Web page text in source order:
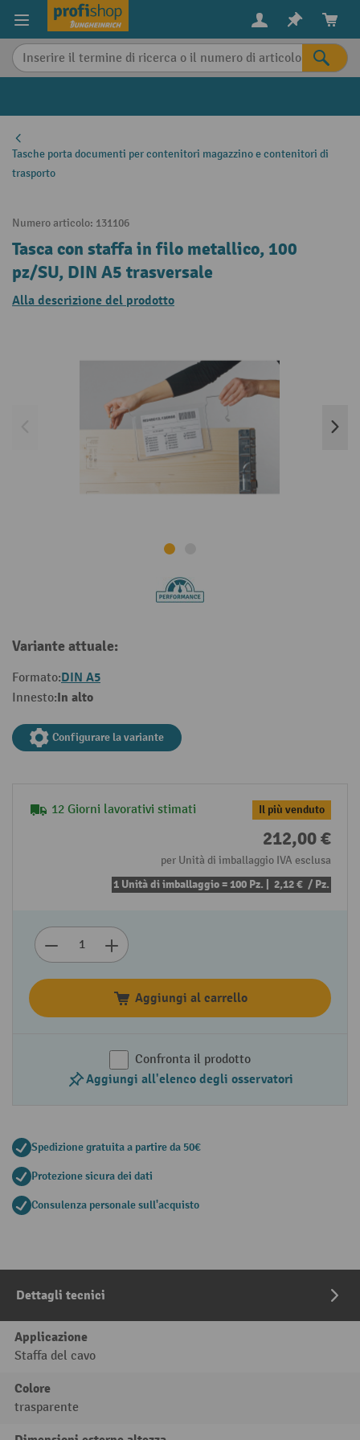
content
Tasche porta documenti per contenitori magazzino e contenitori di
trasporto
Numero articolo: 131106
Tasca con staffa in filo metallico, 100
pz/SU, DIN A5 trasversale
Alla descrizione del prodotto
Variante attuale:
Formato:DIN A5
Innesto:In alto
Configurare la variante
12 Giorni lavorativi stimati Il più venduto
212,00 €
per Unità di imballaggio IVA esclusa
1 Unità di imballaggio = 100 Pz. | 2,12 € / Pz.
Aggiungi al carrello
Confronta il prodotto
Aggiungi all'elenco degli osservatori
Spedizione gratuita a partire da 50€
Protezione sicura dei dati
Consulenza personale sull'acquisto
Dettagli tecnici
Applicazione
Staffa del cavo
Colore
trasparente